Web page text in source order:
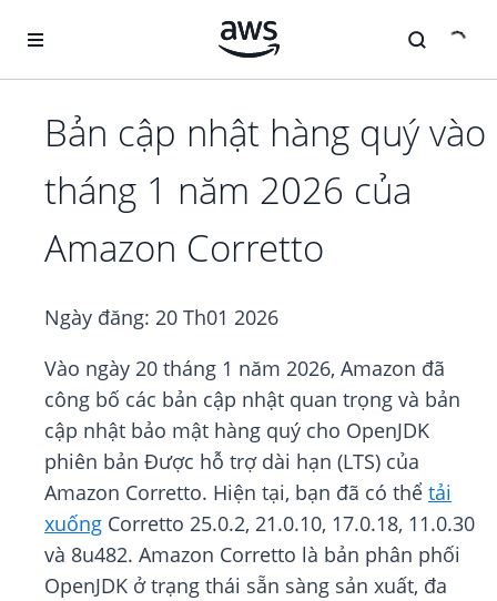
Bản cập nhật hàng quý vào
tháng 1 năm 2026 của
Amazon Corretto
Ngày đăng: 20 Th01 2026
Vào ngày 20 tháng 1 năm 2026, Amazon đã
công bố các bản cập nhật quan trọng và bản
cập nhật bảo mật hàng quý cho OpenJDK
phiên bản Được hỗ trợ dài hạn (LTS) của
Amazon Corretto. Hiện tại, bạn đã có thể tải
xuống Corretto 25.0.2, 21.0.10, 17.0.18, 11.0.30
và 8u482. Amazon Corretto là bản phân phối
OpenJDK ở trạng thái sẵn sàng sản xuất, đa